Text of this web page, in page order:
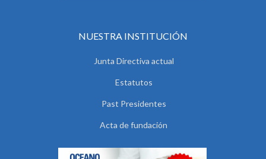
NUESTRA INSTITUCIÓN
Junta Directiva actual
Estatutos
Past Presidentes
Acta de fundación